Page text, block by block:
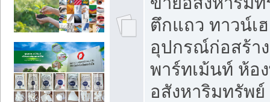
ตึกแถว ทาวน์เ
อุปกรณ์ก่อสร้า
พาร์ทเม้นท์ ห้อ
อสังหาริมทรัพ